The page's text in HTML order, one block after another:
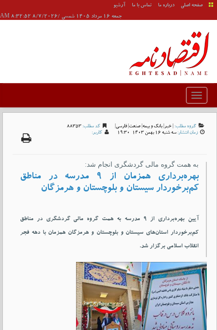
صفحه اصلی درباره ما تماس با ما
آرشیو
جمعه 16 مرداد 1405 شمسی /8/7/2026 8:32:52 AM
گروه مطلب: | خبر| بانک و بیمه| صنعت| فارسی| کد مطلب: 88353
زمان انتشار: سه شنبه 16 بهمن 1403-19:30 کاربر:
به همت گروه مالی گردشگری انجام شد:
بهره‌برداری همزمان از ۹ مدرسه در مناطق
کم‌برخوردار سیستان و بلوچستان و هرمزگان
آیین بهره‌برداری از ۹ مدرسه به همت گروه مالی گردشگری در مناطق
کم‌برخوردار استان‌های سیستان و بلوچستان و هرمزگان همزمان با دهه فجر
انقلاب اسلامی برگزار شد.